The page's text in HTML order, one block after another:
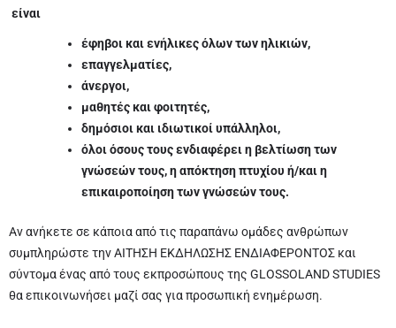
είναι
έφηβοι και ενήλικες όλων των ηλικιών,
επαγγελματίες,
άνεργοι,
μαθητές και φοιτητές,
δημόσιοι και ιδιωτικοί υπάλληλοι,
όλοι όσους τους ενδιαφέρει η βελτίωση των
γνώσεών τους, η απόκτηση πτυχίου ή/και η
επικαιροποίηση των γνώσεών τους.
Αν ανήκετε σε κάποια από τις παραπάνω ομάδες ανθρώπων
συμπληρώστε την ΑΙΤΗΣΗ ΕΚΔΗΛΩΣΗΣ ΕΝΔΙΑΦΕΡΟΝΤΟΣ και
σύντομα ένας από τους εκπροσώπους της GLOSSOLAND STUDIES
θα επικοινωνήσει μαζί σας για προσωπική ενημέρωση.